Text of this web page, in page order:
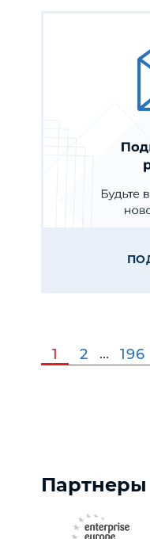
1 2 ... 196
Партнеры